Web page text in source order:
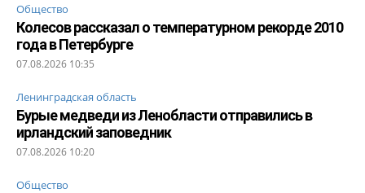
Общество
Колесов рассказал о температурном рекорде 2010
года в Петербурге
07.08.2026 10:35
Ленинградская область
Бурые медведи из Ленобласти отправились в
ирландский заповедник
07.08.2026 10:20
Общество